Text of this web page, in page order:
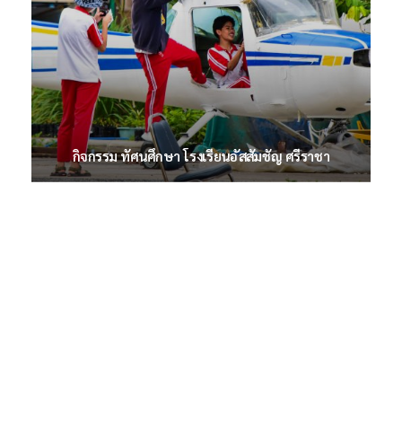
กิจกรรม การถ่ายทอดองค์ความรู้และวัฒนธรรมการปลูก
ข้าวของไทย ไทย-ญี่ปุ่น